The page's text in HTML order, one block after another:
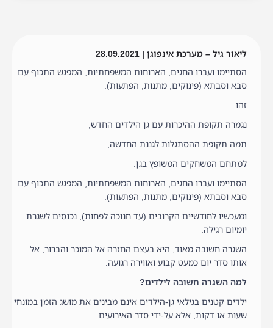
ליאור גיל – מערכת אינפוגן | 28.09.2021
הסתיימו ועברו החגים, הארוחות המשפחתיות, המפגש התכוף עם
סבא וסבתא (פינוקים, מתנות, הפתעות).
זהו…
נגמרה תקופת ההיכרות עם גן הילדים החדש,
תמה תקופת ההסתגלות לגננת החדשה,
למתחם המשחקים המשופץ בגן.
הסתיימו ועברו החגים, הארוחות המשפחתיות, המפגש התכוף עם
סבא וסבתא (פינוקים, מתנות, הפתעות).
ומעכשיו לחודשיים הקרובים (עד חנוכה לפחות), נכנסים לשגרת
יומיום רגילה.
השגרה חשובה מאוד, היא בעצם החזרה אל המוכר והברור, אל
אותו סדר יום כמעט קבוע ואווירה רגועה.
למה השגרה חשובה לילדים?
ילדים קטנים בגילאי גן-הילדים אינם מבינים את מושג הזמן במונחי
שעות או דקות, אלא על-ידי סדר האירועים.